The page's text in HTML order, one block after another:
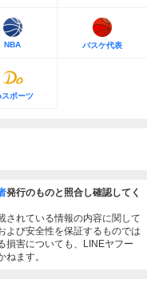
NBA バスケ代表
スポーツ
発行のものと照合し確認してく
されている情報の内容に関して
よび安全性を保証するものでは
損害についても、LINEヤフー
ます。